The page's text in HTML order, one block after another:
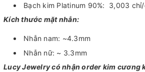
Bạch kim Platinum 90%: 3,003
Kích thước mặt nhẫn:
Nhẫn nam: ~4.3mm
Nhẫn nữ: ~ 3.3mm
Lucy Jewelry có nhận order kim cương